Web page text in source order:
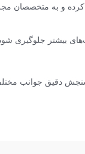
و به متخصصان
بیشتر جلوگیری
دقیق جوانب